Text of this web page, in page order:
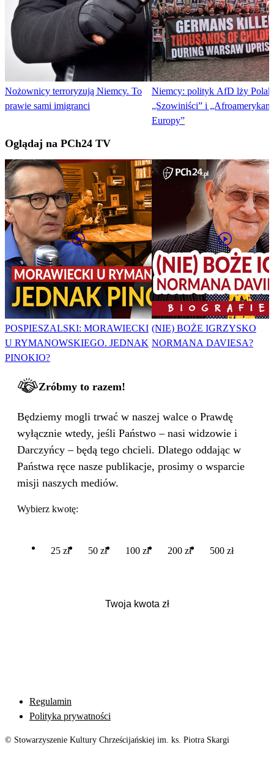
Nożownicy terroryzują Niemcy. To
prawie sami imigranci
Niemcy: polityk AfD lży
„Szowiniści” i
Europy”
Oglądaj na PCh24 TV
POSPIESZALSKI: MORAWIECKI
U RYMANOWSKIEGO. JEDNAK
PINOKIO?
(NIE) BOŻE IGRZYSKO
NORMANA DAVIESA?
Zróbmy to razem!
Będziemy mogli trwać w naszej walce o Prawdę
wyłącznie wtedy, jeśli Państwo – nasi widzowie i
Darczyńcy – będą tego chcieli. Dlatego oddając w
Państwa ręce nasze publikacje, prosimy o wsparcie
misji naszych mediów.
Wybierz kwotę:
25 zł 50 zł 100 zł 200 zł 500 zł
Regulamin
Polityka prywatności
© Stowarzyszenie Kultury Chrześcijańskiej im. ks. Piotra Skargi